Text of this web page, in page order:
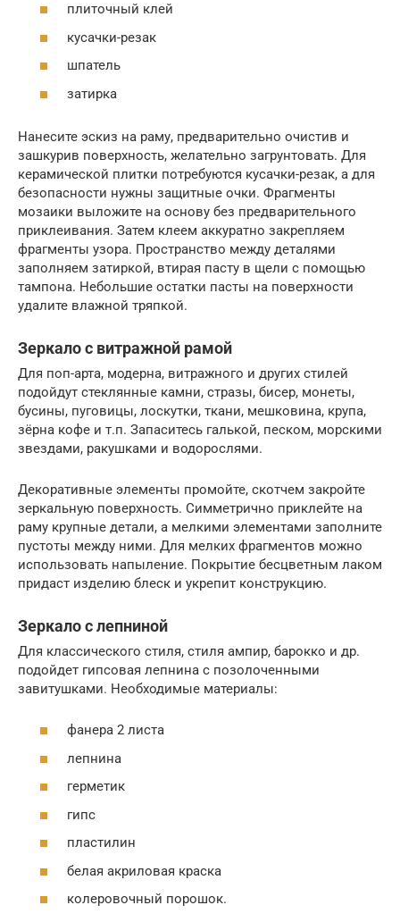
плиточный клей
кусачки-резак
шпатель
затирка
Нанесите эскиз на раму, предварительно очистив и
зашкурив поверхность, желательно загрунтовать. Для
керамической плитки потребуются кусачки-резак, а для
безопасности нужны защитные очки. Фрагменты
мозаики выложите на основу без предварительного
приклеивания. Затем клеем аккуратно закрепляем
фрагменты узора. Пространство между деталями
заполняем затиркой, втирая пасту в щели с помощью
тампона. Небольшие остатки пасты на поверхности
удалите влажной тряпкой.
Зеркало с витражной рамой
Для поп-арта, модерна, витражного и других стилей
подойдут стеклянные камни, стразы, бисер, монеты,
бусины, пуговицы, лоскутки, ткани, мешковина, крупа,
зёрна кофе и т.п. Запаситесь галькой, песком, морскими
звездами, ракушками и водорослями.
Декоративные элементы промойте, скотчем закройте
зеркальную поверхность. Симметрично приклейте на
раму крупные детали, а мелкими элементами заполните
пустоты между ними. Для мелких фрагментов можно
использовать напыление. Покрытие бесцветным лаком
придаст изделию блеск и укрепит конструкцию.
Зеркало с лепниной
Для классического стиля, стиля ампир, барокко и др.
подойдет гипсовая лепнина с позолоченными
завитушками. Необходимые материалы:
фанера 2 листа
лепнина
герметик
гипс
пластилин
белая акриловая краска
колеровочный порошок.